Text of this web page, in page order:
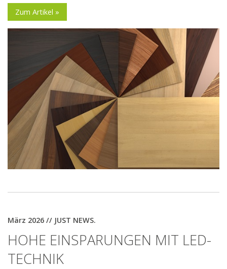
Zum Artikel »
März 2026 // JUST NEWS.
HOHE EINSPARUNGEN MIT LED-
TECHNIK